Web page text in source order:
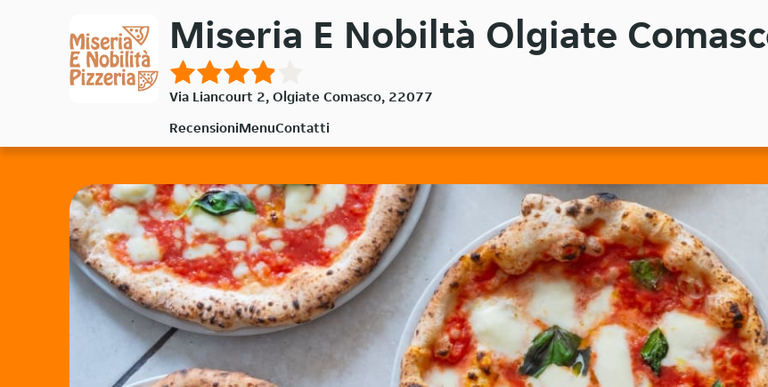
Miseria E Nobiltà Olgiate
Via Liancourt 2, Olgiate Comasco, 22077
RecensioniMenuContatti